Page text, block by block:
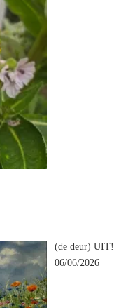
(de deur) UIT!
06/06/2026